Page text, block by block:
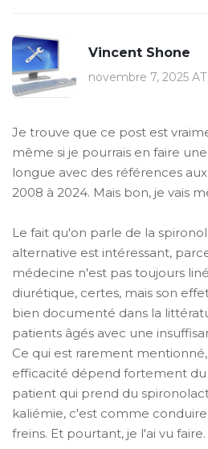
Vincent Shone
novembre 7, 2025 AT
Je trouve que ce post est
même si je pourrais en faire
longue avec des références
2008 à 2024. Mais bon, je vais
Le fait qu'on parle de la
alternative est intéressant,
médecine n'est pas toujours
diurétique, certes, mais son
bien documenté dans la
patients âgés avec une
Ce qui est rarement
efficacité dépend fortement du
patient qui prend du
kaliémie, c'est comme
freins. Et pourtant, je l'ai vu faire.